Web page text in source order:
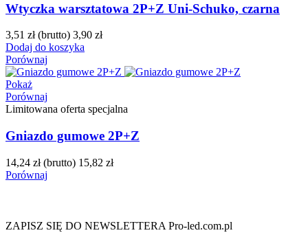
Wtyczka warsztatowa 2P+Z Uni-Schuko, czarna
3,51 zł (brutto) 3,90 zł
Dodaj do koszyka
Porównaj
Pokaż
Porównaj
Limitowana oferta specjalna
Gniazdo gumowe 2P+Z
14,24 zł (brutto) 15,82 zł
Porównaj
ZAPISZ SIĘ DO NEWSLETTERA Pro-led.com.pl